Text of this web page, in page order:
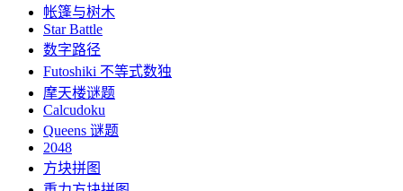
帐篷与树木
Star Battle
数字路径
Futoshiki 不等式数独
摩天楼谜题
Calcudoku
Queens 谜题
2048
方块拼图